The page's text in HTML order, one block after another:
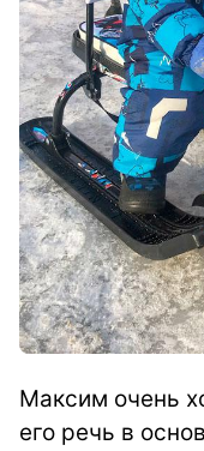
Максим очень
его речь в